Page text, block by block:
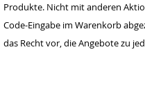
Produkte. Nicht mit anderen
Code-Eingabe im Warenkorb
das Recht vor, die Angebote zu